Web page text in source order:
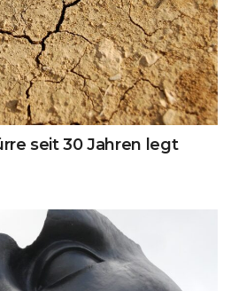
seit 30 Jahren legt